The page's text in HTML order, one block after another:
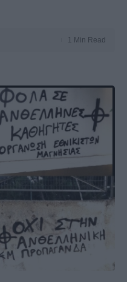
1 Min Read